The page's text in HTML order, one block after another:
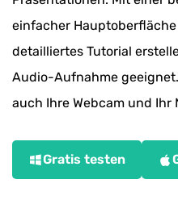
einfacher
detailliertes Tutorial
Audio-Aufnahme
auch Ihre Webcam und
Gratis testen